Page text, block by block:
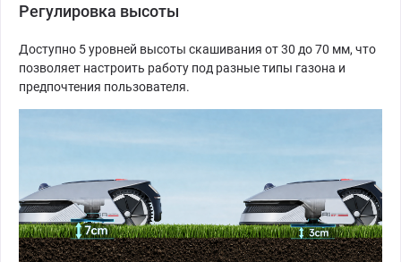
Регулировка высоты
Доступно 5 уровней высоты скашивания от 30 до 70 мм, что
позволяет настроить работу под разные типы газона и
предпочтения пользователя.